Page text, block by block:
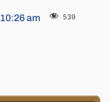
10:26 am 539